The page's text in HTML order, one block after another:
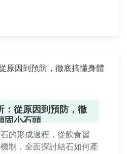
供深度分析和實用建議，
：從原因到預防，徹
固小石頭
的形成過程，從飲食習
制，全面探討結石如何產